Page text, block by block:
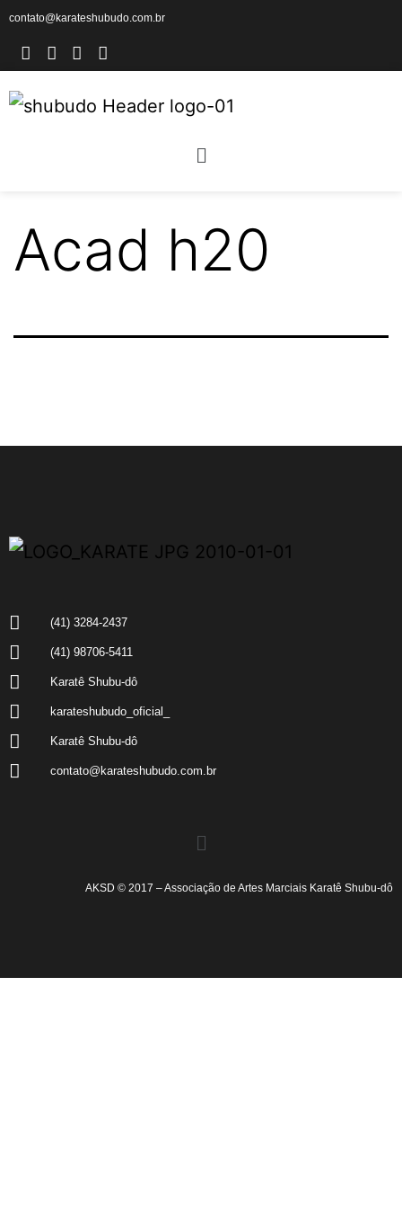
contato@karateshubudo.com.br
Acad h20
(41) 3284-2437
(41) 98706-5411
Karatê Shubu-dô
karateshubudo_oficial_
Karatê Shubu-dô
contato@karateshubudo.com.br
AKSD © 2017 – Associação de Artes Marciais Karatê Shubu-dô